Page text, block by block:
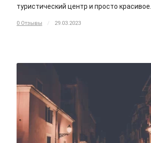
туристический центр и просто красивое…
0 Отзывы / 29.03.2023